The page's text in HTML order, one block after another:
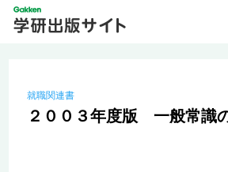
就職関連書
２００３年度版 一般常識